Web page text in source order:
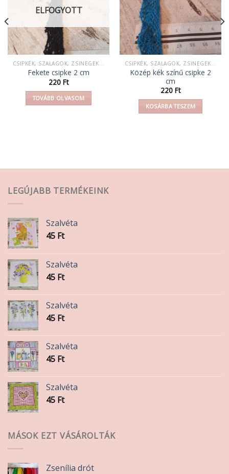
ELFOGYOTT
CSIPKÉK, SZALAGOK, ZSINEGEK, KÖTELEK, FONAL,
Fekete csipke 2 cm
220 Ft
TOVÁBB OLVASOM
CSIPKÉK, SZALAGOK, ZSINEGEK, KÖTELEK, FONAL,
Közép kék színű csipke 2
cm
220 Ft
KOSÁRBA TESZEM
LEGÚJABB TERMÉKEINK
Szalvéta
45 Ft
Szalvéta
45 Ft
Szalvéta
45 Ft
Szalvéta
45 Ft
Szalvéta
45 Ft
MÁSOK EZT VÁSÁROLTÁK
Zsenília drót